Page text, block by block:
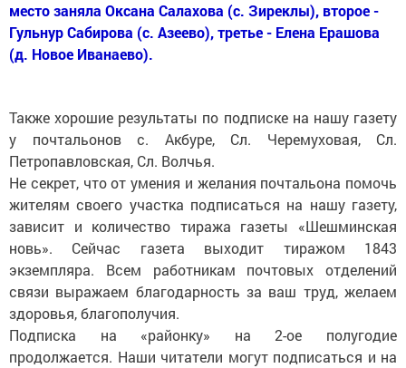
место заняла Оксана Салахова (с. Зиреклы), второе -
Гульнур Сабирова (с. Азеево), третье - Елена Ерашова
(д. Новое Иванаево).
Также хорошие результаты по подписке на нашу газету
у почтальонов с. Акбуре, Сл. Черемуховая, Сл.
Петропавловская, Сл. Волчья.
Не секрет, что от умения и желания почтальона помочь
жителям своего участка подписаться на нашу газету,
зависит и количество тиража газеты «Шешминская
новь». Сейчас газета выходит тиражом 1843
экземпляра. Всем работникам почтовых отделений
связи выражаем благодарность за ваш труд, желаем
здоровья, благополучия.
Подписка на «районку» на 2-ое полугодие
продолжается. Наши читатели могут подписаться и на